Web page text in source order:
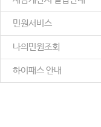
민원서비스
나의민원조회
하이패스 안내